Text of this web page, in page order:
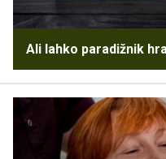
Ali lahko paradižnik